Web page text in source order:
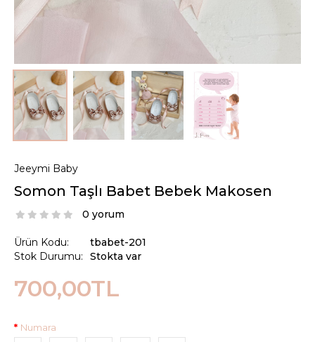
Jeeymi Baby
Somon Taşlı Babet Bebek Makosen
0 yorum
Ürün Kodu:
Stok Durumu:
tbabet-201
Stokta var
700,00TL
Numara